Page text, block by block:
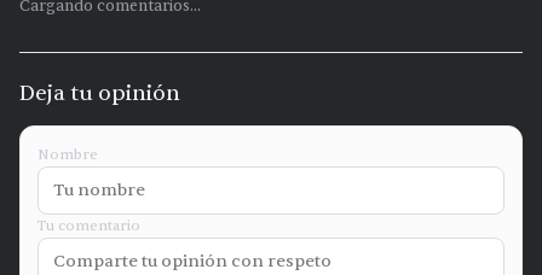
Cargando comentarios...
Deja tu opinión
Nombre
Tu comentario